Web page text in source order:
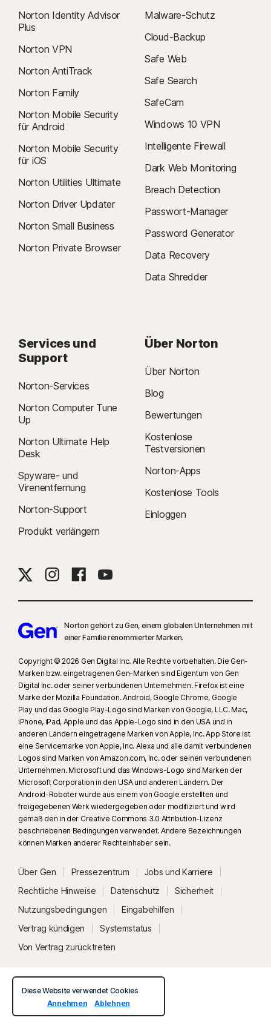
Norton Identity Advisor
Plus
Norton VPN
Norton AntiTrack
Norton Family
Norton Mobile Security
für Android
Norton Mobile Security
für iOS
Norton Utilities Ultimate
Norton Driver Updater
Norton Small Business
Norton Private Browser
Malware-Schutz
Cloud-Backup
Safe Web
Safe Search
SafeCam
Windows 10 VPN
Intelligente Firewall
Dark Web Monitoring
Breach Detection
Passwort-Manager
Password Generator
Data Recovery
Data Shredder
Services und
Support
Norton-Services
Norton Computer Tune
Up
Norton Ultimate Help
Desk
Spyware- und
Virenentfernung
Norton-Support
Produkt verlängern
Über Norton
Über Norton
Blog
Bewertungen
Kostenlose
Testversionen
Norton-Apps
Kostenlose Tools
Einloggen
Norton gehört zu Gen, einem globalen Unternehmen mit
einer Familie renommierter Marken.
Copyright © 2026 Gen Digital Inc. Alle Rechte vorbehalten. Die Gen-
Marken bzw. eingetragenen Gen-Marken sind Eigentum von Gen
Digital Inc. oder seiner verbundenen Unternehmen. Firefox ist eine
Marke der Mozilla Foundation. Android, Google Chrome, Google
Play und das Google Play-Logo sind Marken von Google, LLC. Mac,
iPhone, iPad, Apple und das Apple-Logo sind in den USA und in
anderen Ländern eingetragene Marken von Apple, Inc. App Store ist
eine Servicemarke von Apple, Inc. Alexa und alle damit verbundenen
Logos sind Marken von Amazon.com, Inc. oder seinen verbundenen
Unternehmen. Microsoft und das Windows-Logo sind Marken der
Microsoft Corporation in den USA und anderen Ländern. Der
Android-Roboter wurde aus einem von Google erstellten und
freigegebenen Werk wiedergegeben oder modifiziert und wird
gemäß den in der Creative Commons 3.0 Attribution-Lizenz
beschriebenen Bedingungen verwendet. Andere Bezeichnungen
können Marken anderer Rechteinhaber sein.
Über Gen Pressezentrum
Jobs und Karriere
Rechtliche Hinweise
Datenschutz
Sicherheit
Nutzungsbedingungen
Eingabehilfen
Vertrag kündigen
Systemstatus
Von Vertrag zurücktreten
Diese Website verwendet Cookies
Annehmen
Ablehnen